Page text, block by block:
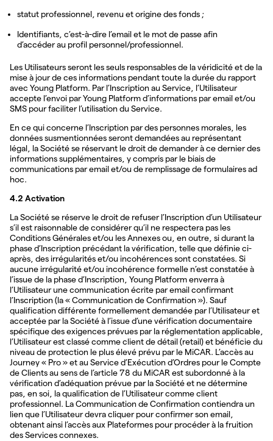
statut professionnel, revenu et origine des fonds ;
Identifiants, c’est-à-dire l’email et le mot de passe afin
d’accéder au profil personnel/professionnel.
Les Utilisateurs seront les seuls responsables de la véridicité et de la
mise à jour de ces informations pendant toute la durée du rapport
avec Young Platform. Par l’Inscription au Service, l’Utilisateur
accepte l’envoi par Young Platform d’informations par email et/ou
SMS pour faciliter l’utilisation du Service.
En ce qui concerne l’Inscription par des personnes morales, les
données susmentionnées seront demandées au représentant
légal, la Société se réservant le droit de demander à ce dernier des
informations supplémentaires, y compris par le biais de
communications par email et/ou de remplissage de formulaires ad
hoc.
4.2 Activation
La Société se réserve le droit de refuser l’Inscription d’un Utilisateur
s’il est raisonnable de considérer qu’il ne respectera pas les
Conditions Générales et/ou les Annexes ou, en outre, si durant la
phase d’Inscription précédant la vérification, telle que définie ci-
après, des irrégularités et/ou incohérences sont constatées. Si
aucune irrégularité et/ou incohérence formelle n’est constatée à
l’issue de la phase d’Inscription, Young Platform enverra à
l’Utilisateur une communication écrite par email confirmant
l’Inscription (la « Communication de Confirmation »). Sauf
qualification différente formellement demandée par l’Utilisateur et
acceptée par la Société à l’issue d’une vérification documentaire
spécifique des exigences prévues par la réglementation applicable,
l’Utilisateur est classé comme client de détail (retail) et bénéficie du
niveau de protection le plus élevé prévu par le MiCAR. L’accès au
Journey « Pro » et au Service d’Exécution d’Ordres pour le Compte
de Clients au sens de l’article 78 du MiCAR est subordonné à la
vérification d’adéquation prévue par la Société et ne détermine
pas, en soi, la qualification de l’Utilisateur comme client
professionnel. La Communication de Confirmation contiendra un
lien que l’Utilisateur devra cliquer pour confirmer son email,
obtenant ainsi l’accès aux Plateformes pour procéder à la fruition
des Services connexes.